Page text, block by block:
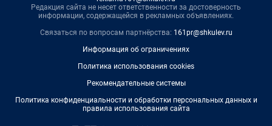
Редакция сайта не несет ответственности за достоверность
информации, содержащейся в рекламных объявлениях.
Связаться по вопросам партнёрства: 161pr@shkulev.ru
Информация об ограничениях
Политика использования cookies
Рекомендательные системы
Политика конфиденциальности и обработки персональных данных и
правила использования сайта